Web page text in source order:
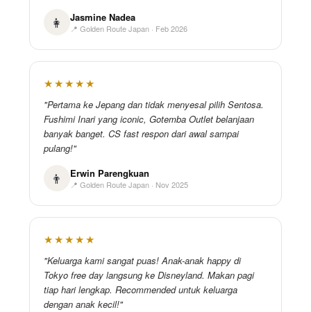
👩 Jasmine Nadea
📍 Golden Route Japan · Feb 2026
★★★★★
"Pertama ke Jepang dan tidak menyesal pilih Sentosa.
Fushimi Inari yang iconic, Gotemba Outlet belanjaan
banyak banget. CS fast respon dari awal sampai
pulang!"
👨 Erwin Parengkuan
📍 Golden Route Japan · Nov 2025
★★★★★
"Keluarga kami sangat puas! Anak-anak happy di
Tokyo free day langsung ke Disneyland. Makan pagi
tiap hari lengkap. Recommended untuk keluarga
dengan anak kecil!"